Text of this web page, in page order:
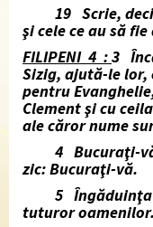
19 Scrie, deci,
şi cele ce au să
FILIPENI 4 :3
Sizig, ajută-le lor,
pentru
Clement şi cu
ale căror nume
4 Bucuraţi-vă
zic: Bucuraţi-vă.
5 Îngăduinţa
tuturor